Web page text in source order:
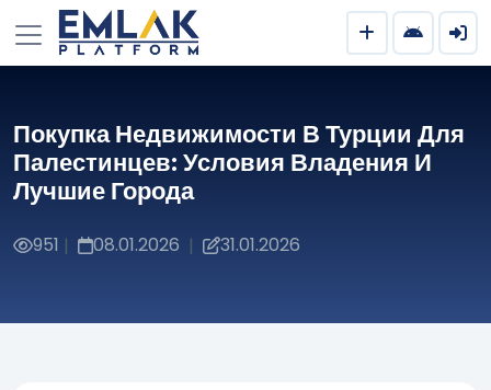
Покупка Недвижимости В Турции Для
Палестинцев: Условия Владения И
Лучшие Города
951 | 08.01.2026 | 31.01.2026